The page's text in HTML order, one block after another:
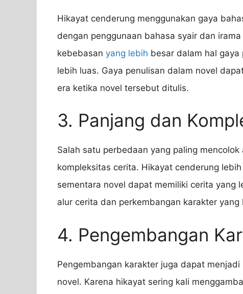
Hikayat cenderung menggunakan gaya
dengan penggunaan bahasa syair dan
kebebasan yang lebih besar dalam hal gaya
lebih luas. Gaya penulisan dalam novel
era ketika novel tersebut ditulis.
3. Panjang dan
Salah satu perbedaan yang paling
kompleksitas cerita. Hikayat cenderung
sementara novel dapat memiliki cerita yang
alur cerita dan perkembangan karakter yang
4. Pengembangan
Pengembangan karakter juga dapat menjadi
novel. Karena hikayat sering kali